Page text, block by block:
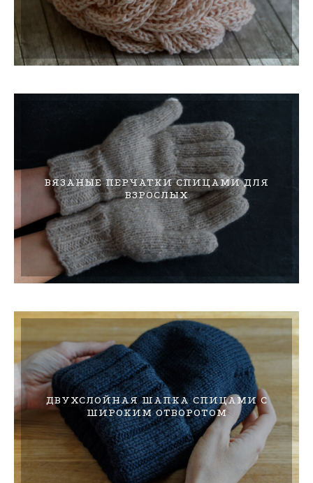
ВЯЗАНЫЕ ПЕРЧАТКИ СПИЦАМИ ДЛЯ
ВЗРОСЛЫХ
ДВУХСЛОЙНАЯ ШАПКА СПИЦАМИ С
ШИРОКИМ ОТВОРОТОМ